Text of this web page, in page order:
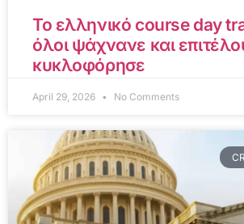
Το ελληνικό course day
όλοι ψάχνανε και
κυκλοφόρησε
April 29, 2026 No Comments